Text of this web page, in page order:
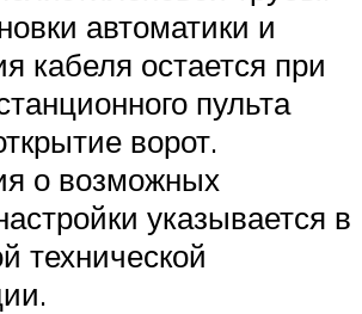
автоматики и
кабеля остается при
пульта
ворот.
о возможных
указывается в
технической